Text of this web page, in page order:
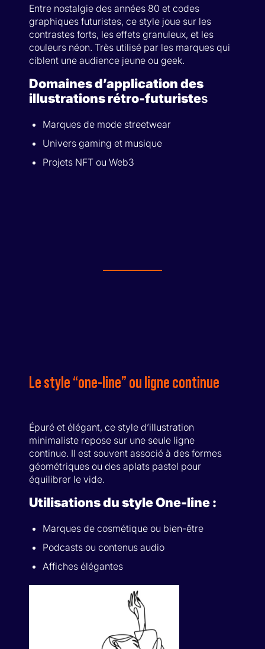
Entre nostalgie des années 80 et codes
graphiques futuristes, ce style joue sur les
contrastes forts, les effets granuleux, et les
couleurs néon. Très utilisé par les marques qui
ciblent une audience jeune ou geek.
Domaines d’application des
illustrations rétro-futuristes
Marques de mode streetwear
Univers gaming et musique
Projets NFT ou Web3
Le style “one-line” ou ligne continue
Épuré et élégant, ce style d’illustration
minimaliste repose sur une seule ligne
continue. Il est souvent associé à des formes
géométriques ou des aplats pastel pour
équilibrer le vide.
Utilisations du style One-line :
Marques de cosmétique ou bien-être
Podcasts ou contenus audio
Affiches élégantes